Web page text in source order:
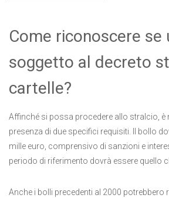
Come riconoscere se
soggetto al decreto
cartelle?
Affinché si possa procedere allo stralcio, è
presenza di due specifici requisiti. Il bollo
mille euro, comprensivo di sanzioni e
periodo di riferimento dovrà essere quello
Anche i bolli precedenti al 2000 potrebbero